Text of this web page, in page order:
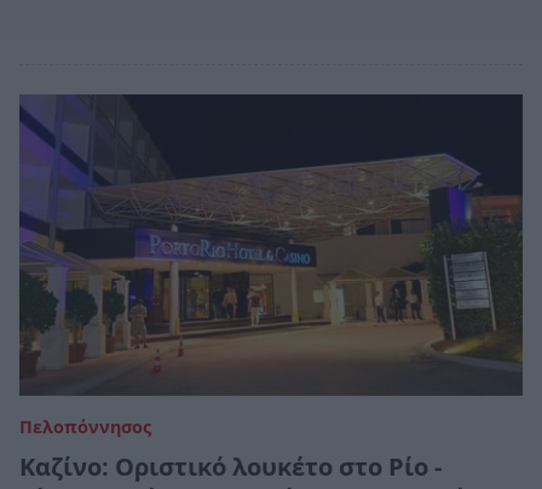
Πελοπόννησος
Καζίνο: Οριστικό λουκέτο στο Ρίο -